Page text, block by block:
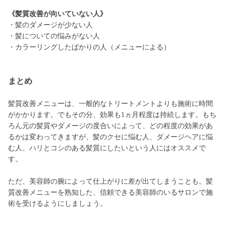
《髪質改善が向いていない人》
・髪のダメージが少ない人
・髪についての悩みがない人
・カラーリングしたばかりの人（メニューによる）
まとめ
髪質改善メニューは、一般的なトリートメントよりも施術に時間
がかかります。でもその分、効果も1ヵ月程度は持続します。もち
ろん元の髪質やダメージの度合いによって、どの程度の効果があ
るかは変わってきますが、髪のクセに悩む人、ダメージヘアに悩
む人、ハリとコシのある髪質にしたいという人にはオススメで
す。
ただ、美容師の腕によって仕上がりに差が出てしまうことも。髪
質改善メニューを熟知した、信頼できる美容師のいるサロンで施
術を受けるようにしましょう。